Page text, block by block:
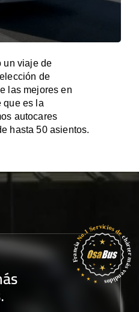
un viaje de
de
las mejores en
que es la
autocares
hasta 50 asientos.